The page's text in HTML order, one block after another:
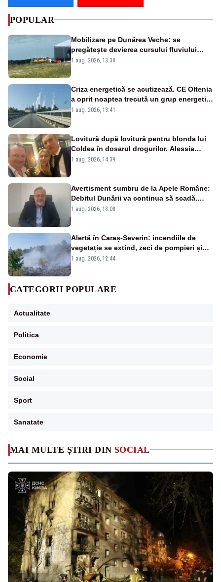
MAI MULTE ȘTIRI DIN SOCIAL
POPULAR
Mobilizare pe Dunărea Veche: se
pregătește devierea cursului fluviului
către Cernavodă – VIDEO
1 aug. 2026, 13:38
Criza energetică se acutizează. CE Oltenia
a oprit noaptea trecută un grup energetic
de la Rovinari
1 aug. 2026, 13:41
Lovitură după lovitură pentru blonda lui
Coldea în dosarul drogurilor. Alessia
Păcuraru explică decizia magistraților
1 aug. 2026, 14:39
Avertisment sumbru de la Apele Române:
Debitul Dunării va continua să scadă.
Cernavodă s-ar putea închide în 4 zile
1 aug. 2026, 18:08
Alertă în Caraș-Severin: incendiile de
vegetație se extind, zeci de pompieri și
silvicultori se luptă cu flăcările - VIDEO
1 aug. 2026, 12:44
CATEGORII POPULARE
Actualitate
Politica
Economie
Social
Sport
Sanatate